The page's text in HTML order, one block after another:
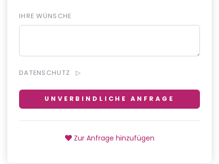
IHRE WÜNSCHE
DATENSCHUTZ
UNVERBINDLICHE ANFRAGE
Zur Anfrage hinzufügen